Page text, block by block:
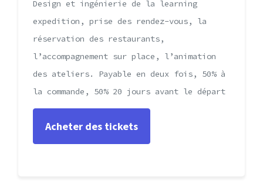
Design et ingénierie de la learning
expedition, prise des rendez-vous, la
réservation des restaurants,
l’accompagnement sur place, l’animation
des ateliers. Payable en deux fois, 50% à
la commande, 50% 20 jours avant le départ